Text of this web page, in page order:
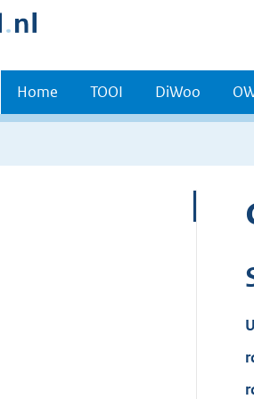
Home TOOI DiWoo